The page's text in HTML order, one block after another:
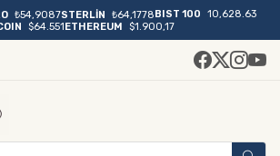
₺54,9087STERLİN ₺64,1778BIST 100
10,628.63
$64.551ETHEREUM $1.900,17